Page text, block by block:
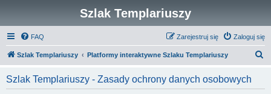
Szlak Templariuszy
FAQ Zaloguj się
Zarejestruj się
Szlak Templariuszy Platformy interaktywne Szlaku Templariuszy
Szlak Templariuszy - Zasady ochrony danych osobowych